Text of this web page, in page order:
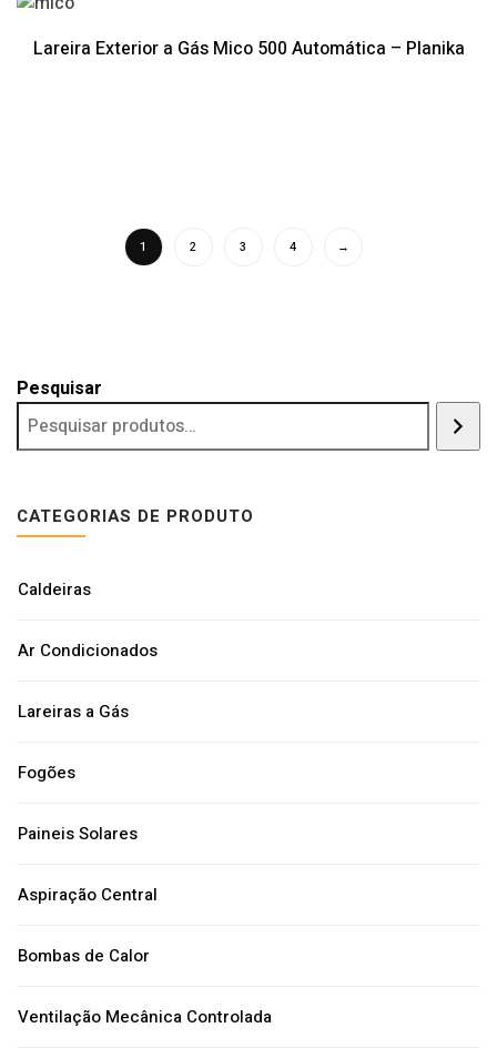
Lareira Exterior a Gás Mico 500 Automática – Planika
1 2 3 4 →
Pesquisar
CATEGORIAS DE PRODUTO
Caldeiras
Ar Condicionados
Lareiras a Gás
Fogões
Paineis Solares
Aspiração Central
Bombas de Calor
Ventilação Mecânica Controlada